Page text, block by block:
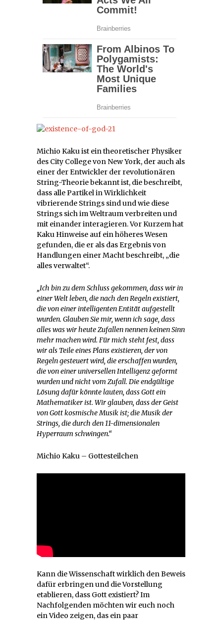
Michio Kaku ist ein theoretischer Physiker
des City College von New York, der auch als
einer der Entwickler der revolutionären
String-Theorie bekannt ist, die beschreibt,
dass alle Partikel in Wirklichkeit
vibrierende Strings sind und wie diese
Strings sich im Weltraum verbreiten und
mit einander interagieren. Vor Kurzem hat
Kaku Hinweise auf ein höheres Wesen
gefunden, die er als das Ergebnis von
Handlungen einer Macht beschreibt, „die
alles verwaltet“.
„Ich bin zu dem Schluss gekommen, dass wir in
einer Welt leben, die nach den Regeln existiert,
die von einer intelligenten Entität aufgestellt
wurden. Glauben Sie mir, wenn ich sage, dass
alles was wir heute Zufallen nennen keinen Sinn
mehr machen wird. Für mich steht fest, dass
wir als Teile eines Plans existieren, der von
Regeln gesteuert wird, die erschaffen wurden,
die von einer universellen Intelligenz geformt
wurden und nicht vom Zufall. Die endgültige
Lösung dafür könnte lauten, dass Gott ein
Mathematiker ist. Wir glauben, dass der Geist
von Gott kosmische Musik ist; die Musik der
Strings, die durch den 11-dimensionalen
Hyperraum schwingen.“
Michio Kaku – Gottesteilchen
Kann die Wissenschaft wirklich den Beweis
dafür erbringen und die Vorstellung
etablieren, dass Gott existiert? Im
Nachfolgenden möchten wir euch noch
ein Video zeigen, das ein paar